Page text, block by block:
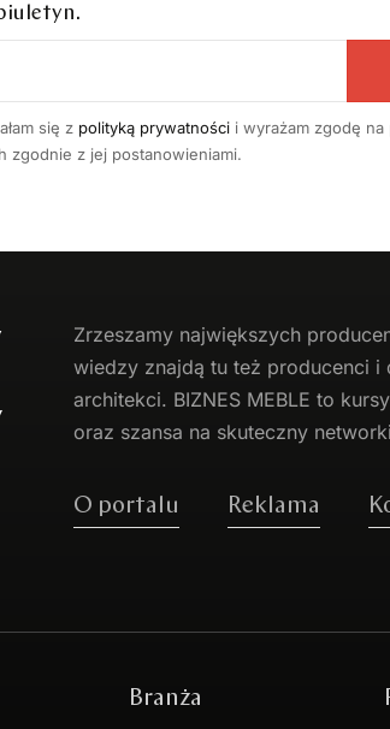
się z polityką prywatnościi wyrażam zgodę na
zgodnie z jej postanowieniami.
Zrzeszamy największych
wiedzy znajdą tu też producenci
architekci. BIZNES MEBLE to
oraz szansa na skuteczny
O portalu Reklama
Branża